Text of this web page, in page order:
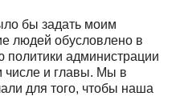
бы задать моим
людей обусловлено в
политики администрации
числе и главы. Мы в
для того, чтобы наша